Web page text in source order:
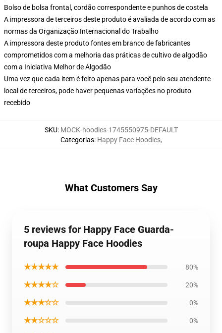
Bolso de bolsa frontal, cordão correspondente e punhos de costela
A impressora de terceiros deste produto é avaliada de acordo com as
normas da Organização Internacional do Trabalho
A impressora deste produto fontes em branco de fabricantes
comprometidos com a melhoria das práticas de cultivo de algodão
com a Iniciativa Melhor de Algodão
Uma vez que cada item é feito apenas para você pelo seu atendente
local de terceiros, pode haver pequenas variações no produto
recebido
SKU: MOCK-hoodies-1745550975-DEFAULT
Categorias: Happy Face Hoodies,
What Customers Say
5 reviews for Happy Face Guarda-
roupa Happy Face Hoodies
★★★★★ 80%
★★★★☆ 20%
★★★☆☆ 0%
★★☆☆☆ 0%